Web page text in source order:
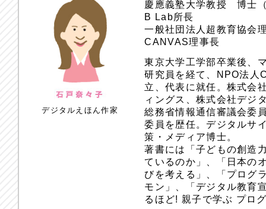
デジタルえほん作家
慶應義塾大学教授 博士
B Lab所長
一般社団法人超教育協会
CANVAS理事長
東京大学工学部卒業後、
研究員を経て、NPO法人
立、代表に就任。株式会
ィングス、株式会社デジ
総務省情報通信審議会委
委員を歴任。デジタルサ
策・メディア博士。
著書には「子どもの創造
ているのか」、「日本の
びを考える」、「プログ
モン」、「デジタル教育
るほど! 親子で学ぶ プロ